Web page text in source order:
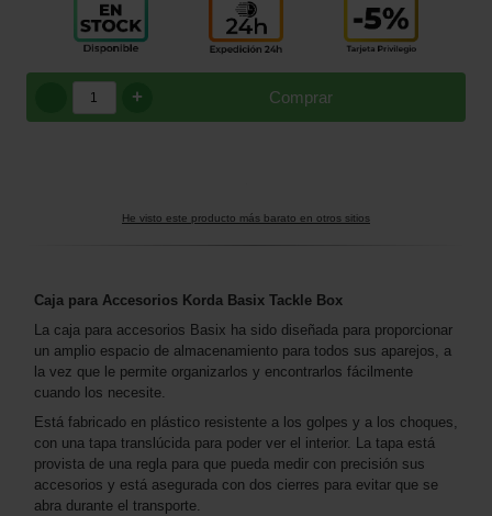
Comprar
+
He visto este producto más barato en otros sitios
Caja para Accesorios Korda Basix Tackle Box
La caja para accesorios Basix ha sido diseñada para proporcionar
un amplio espacio de almacenamiento para todos sus aparejos, a
la vez que le permite organizarlos y encontrarlos fácilmente
cuando los necesite.
Está fabricado en plástico resistente a los golpes y a los choques,
con una tapa translúcida para poder ver el interior. La tapa está
provista de una regla para que pueda medir con precisión sus
accesorios y está asegurada con dos cierres para evitar que se
abra durante el transporte.